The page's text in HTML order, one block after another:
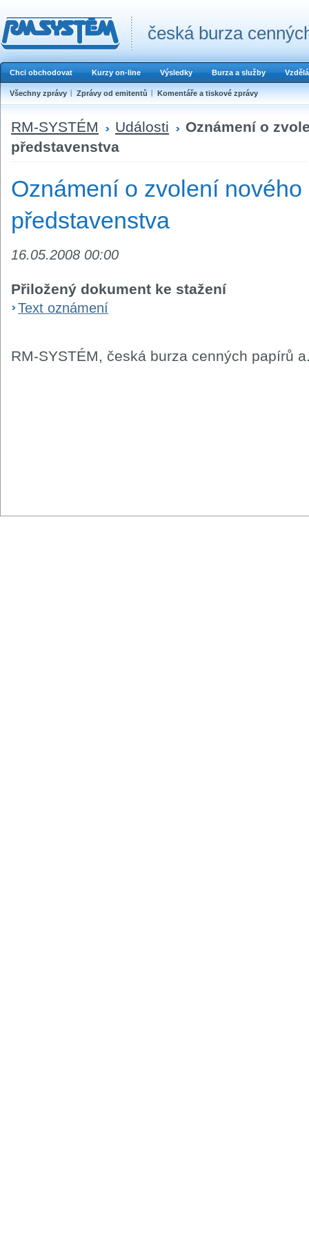
česká burza
Chci obchodovat Kurzy on-line Výsledky Burza a služby
Všechny zprávy Zprávy od emitentů Komentáře a tiskové zprávy
RM-SYSTÉM Události
Oznámení o
představenstva
Oznámení o zvolení nového
představenstva
16.05.2008 00:00
Přiložený dokument ke stažení
Text oznámení
RM-SYSTÉM, česká burza cenných papírů